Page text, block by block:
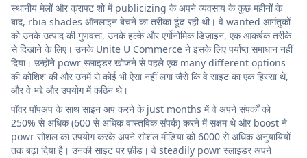
स्थानीय मेलों और क्राफ्ट शो में publicizing के अपने व्यवसाय के कुछ महीनों के
बाद, rbia shades ऑनलाइन बेचने का तरीका ढूंढ रही थी। वे wanted आगंतुकों
को उनके उत्पाद की गुणवत्ता, उनके हल्के और एर्गोनोमिक डिज़ाइन, एक आकर्षक तरीके
से दिखाने के लिए। उनके Unite U Commerce ने इसके लिए पर्याप्त समाधान नहीं
दिया। उन्होंने powr स्लाइडर खोजने से पहले एक many different options
की कोशिश की और उनमें से कोई भी ऐसा नहीं लगा जैसे कि वे साइट का एक हिस्सा थे,
और वे भद्दे और उपयोग में कठिन थे।
पॉवर पॉपअप के साथ साइन अप करने के just months में वे अपने संपर्कों को
250% से अधिक (600 से अधिक वास्तविक संपर्क) करने में सक्षम थे और boost ने
powr सोशल का उपयोग करके अपने सोशल मीडिया को 6000 से अधिक अनुयायियों
तक बढ़ा दिया है। उनकी साइट पर फ़ीड। वे steadily powr स्लाइडर अपने